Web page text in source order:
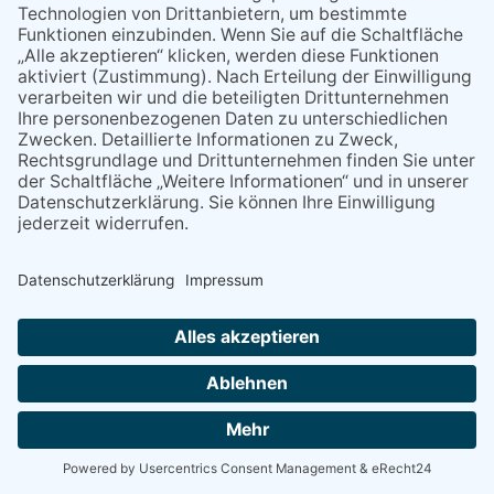
10:00
10:00
RepairCafé in Eppstein
11:00
11:00
Piraten Sommerfest der Kita Margaretha Bremthal
19:00
19:00
Eppstein Session mit Anna Pancaldi
Alle Rechte vorbehalten - Eppsteiner Zeitung Druck- und Verlags-
GmbH